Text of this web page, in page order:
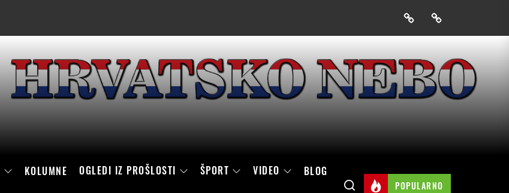
PrijavakSkini
mobilnu
Hrvatskog
neba
KOLUMNE OGLEDI IZ PROŠLOSTI ŠPORT VIDEO BLOG
POPULARNO